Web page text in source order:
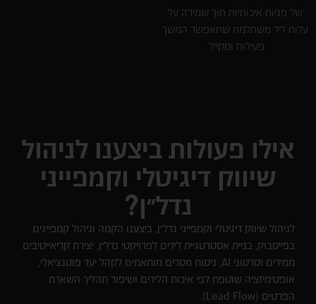
של פניות איכותיות תוך שמירה על
עלות ליד משתלמת שתאפשר המשך
פעילות וסקייל.
אילו פעולות ביצענו לניהול
שיווק דיגיטלי וקמפייני
נדל״ן?
לניהול שיווק דיגיטלי וקמפייני נדל״ן, ביצענו הקמה וניהול קמפיינים
בפייסבוק, בניית אסטרטגיית לידים לפרויקטי נדל״ן, יצירת קריאייטיבים
ממירים וסרטוני AI, ניסוח מסרים מותאמים לקהל יעד פוטנציאלי,
אופטימיזציה שוטפת לפי איכות הלידים ושיפור תהליך השארת
הפרטים (Lead Flow).